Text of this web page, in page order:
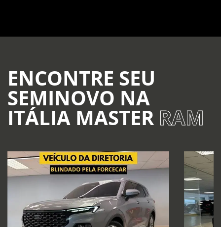
ENCONTRE SEU
SEMINOVO NA
ITÁLIA MASTER RAM